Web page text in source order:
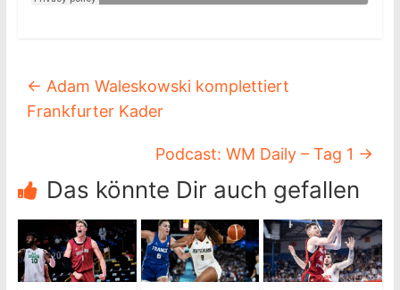
← Adam Waleskowski komplettiert
Frankfurter Kader
Podcast: WM Daily – Tag 1 →
Das könnte Dir auch gefallen